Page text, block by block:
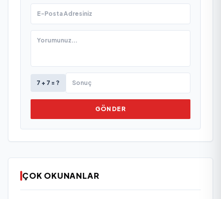
7 + 7 = ?
GÖNDER
ÇOK OKUNANLAR